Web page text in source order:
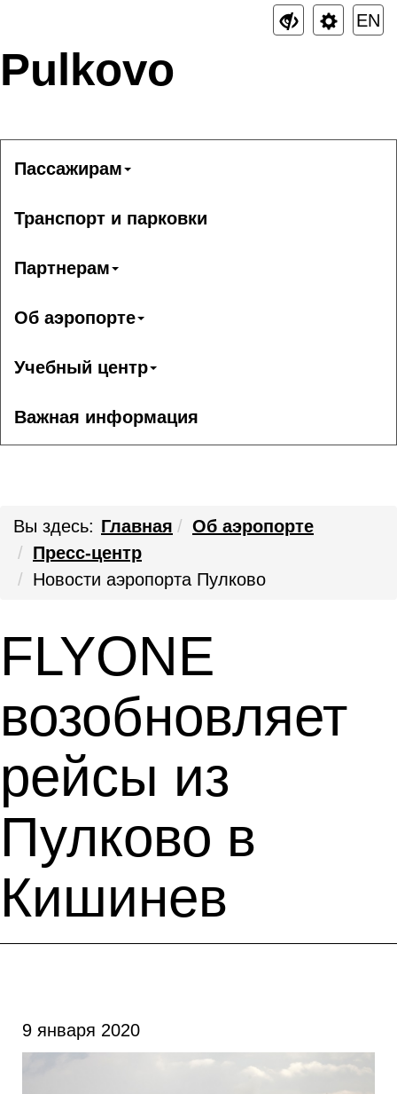
EN
Pulkovo
Пассажирам
Транспорт и парковки
Партнерам
Об аэропорте
Учебный центр
Важная информация
Вы здесь: Главная
Об аэропорте
Пресс-центр
Новости аэропорта Пулково
FLYONE
возобновляет
рейсы из
Пулково в
Кишинев
9 января 2020